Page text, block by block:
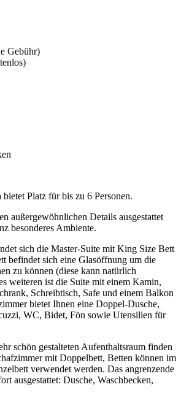
Gebühr)
Platz für bis zu 6 Personen.
außergewöhnlichen Details ausgestattet
besonderes Ambiente.
sich die Master-Suite mit King Size Bett
befindet sich eine Glasöffnung um die
zu können (diese kann natürlich
weiteren ist die Suite mit einem Kamin,
Schreibtisch, Safe und einem Balkon
bietet Ihnen eine Doppel-Dusche,
WC, Bidet, Fön sowie Utensilien für
schön gestalteten Aufenthaltsraum finden
mit Doppelbett, Betten können im
verwendet werden. Das angrenzende
ausgestattet: Dusche, Waschbecken,